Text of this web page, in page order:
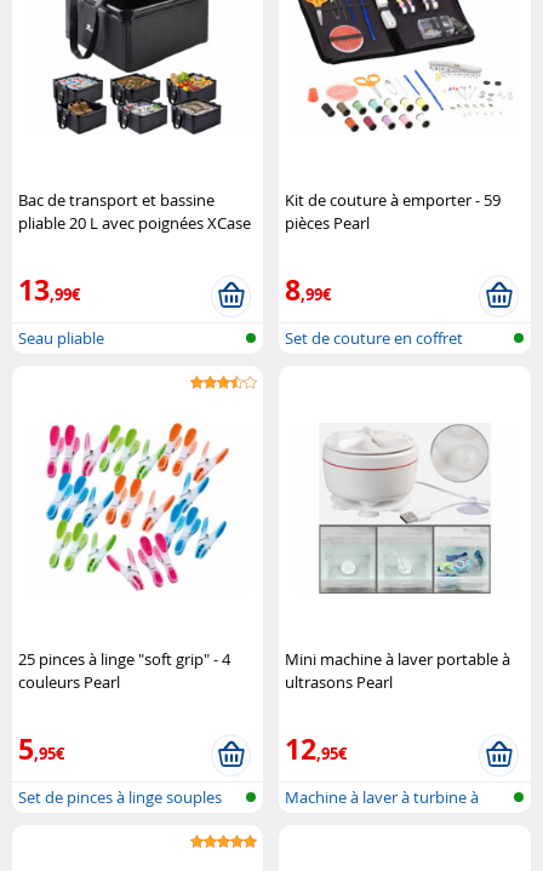
Bac de transport et bassine
pliable 20 L avec poignées XCase
13,99€
Seau pliable
Kit de couture à emporter - 59
pièces Pearl
8,99€
Set de couture en coffret
25 pinces à linge "soft grip" - 4
couleurs Pearl
5,95€
Set de pinces à linge souples
Mini machine à laver portable à
ultrasons Pearl
12,95€
Machine à laver à turbine à